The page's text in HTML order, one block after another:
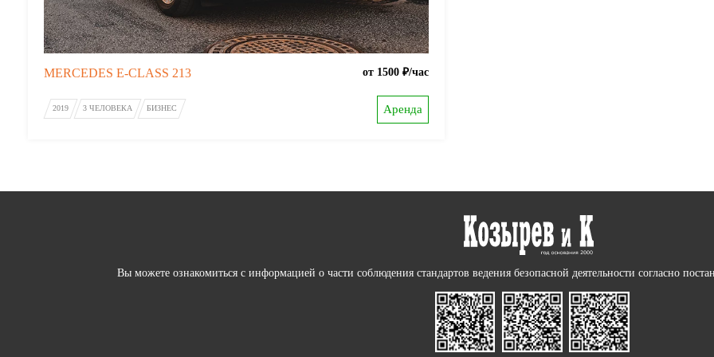
MERCEDES E-CLASS 213 от 1500 ₽/час
2019 3 ЧЕЛОВЕКA БИЗНЕС Аренда
Вы можете ознакомиться с информацией о части соблюдения стандартов ведения безопасной деятельности согласно